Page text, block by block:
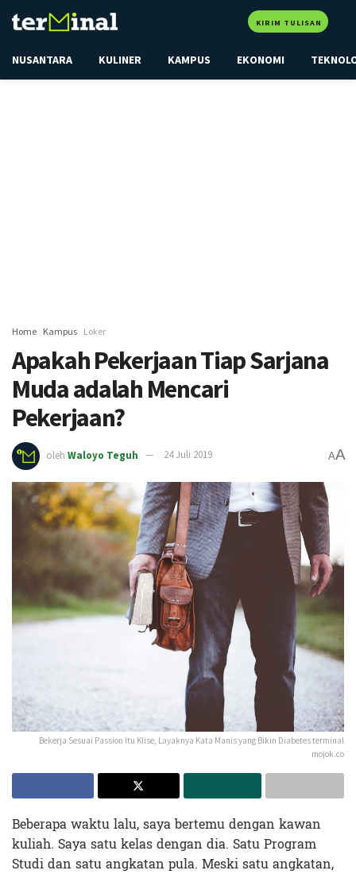
KIRIM TULISAN
NUSANTARA KULINER KAMPUS EKONOMI
Home Kampus Loker
Apakah Pekerjaan Tiap Sarjana
Muda adalah Mencari
Pekerjaan?
oleh Waloyo Teguh 24 Juli 2019 AA
Bekerja Sesuai Passion Itu Klise, Layaknya Kata Manis yang Bikin Diabetes terminal
mojok.co
Beberapa waktu lalu, saya bertemu dengan kawan
kuliah. Saya satu kelas dengan dia. Satu Program
Studi dan satu angkatan pula. Meski satu angkatan,